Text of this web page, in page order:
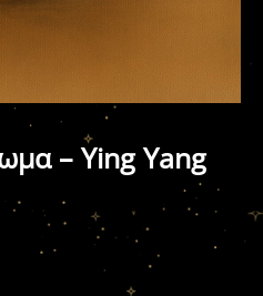
– Ying Yang